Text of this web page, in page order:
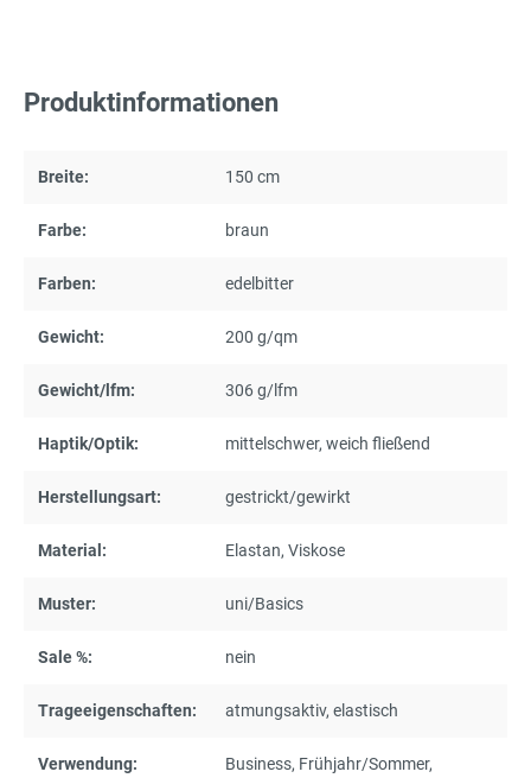
Produktinformationen
Breite: 150 cm
Farbe: braun
Farben: edelbitter
Gewicht: 200 g/qm
Gewicht/lfm: 306 g/lfm
Haptik/Optik: mittelschwer, weich fließend
Herstellungsart: gestrickt/gewirkt
Material: Elastan, Viskose
Muster: uni/Basics
Sale %: nein
Trageeigenschaften: atmungsaktiv, elastisch
Verwendung: Business, Frühjahr/Sommer,